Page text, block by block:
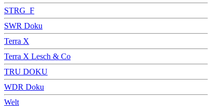
STRG_F
SWR Doku
Terra X
Terra X Lesch & Co
TRU DOKU
WDR Doku
Welt